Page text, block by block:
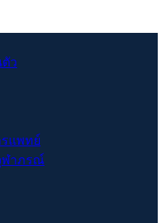
ว
แพทย์
ฬาภรณ์